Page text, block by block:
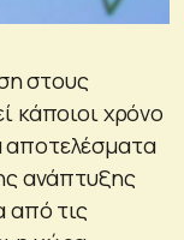
στους
κάποιοι χρόνο
αποτελέσματα
ανάπτυξης
από τις